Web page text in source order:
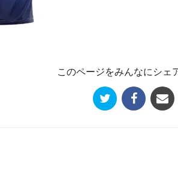
このページをみんなにシェ